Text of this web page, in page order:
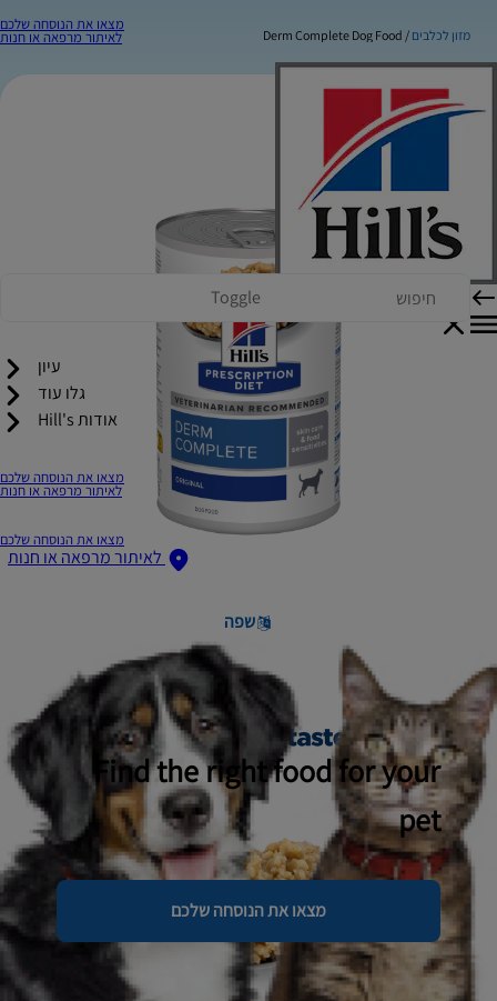
מצאו את הנוסחה שלכם
לאיתור מרפאה או חנות
Toggle
עיון
גלו עוד
אודות Hill's
מצאו את הנוסחה שלכם
לאיתור מרפאה או חנות
מצאו את הנוסחה שלכם
לאיתור מרפאה או חנות
שפה
Find the right food for your
pet
מצאו את הנוסחה שלכם
מזון לכלבים Derm Complete Dog Food